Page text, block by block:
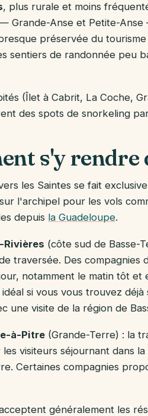
, plus rurale et moins
Grande-Anse et Petite-
préservée du
sentiers de randonnée peu
(Îlet à Cabrit, La Coche,
des spots de snorkeling
s'y rendre
les Saintes se fait
l'archipel pour les vols
depuis la Guadeloupe.
Rivières (côte sud de Basse-
traversée. Des compagnies
notamment le matin tôt
si vous vous trouvez
une visite de la région de
à-Pitre (Grande-Terre) : la
visiteurs séjournant dans
Certaines compagnies
généralement les